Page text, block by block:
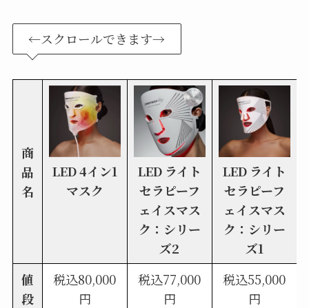
←スクロールできます→
商
品
名
LED 4イン1
マスク
LED ライト
セラピーフ
ェイスマス
ク：シリー
ズ2
LED ライト
セラピーフ
ェイスマス
ク：シリー
ズ1
値
段
税込80,000
円
税込77,000
円
税込55,000
円